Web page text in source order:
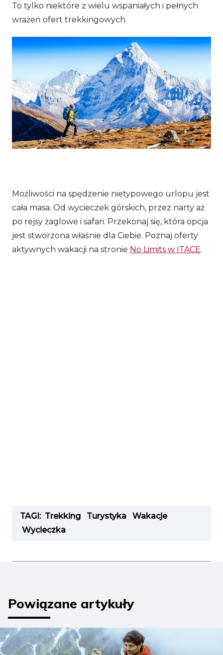
To tylko niektóre z wielu wspaniałych i pełnych
wrażeń ofert trekkingowych.
Możliwości na spędzenie nietypowego urlopu jest
cała masa. Od wycieczek górskich, przez narty aż
po rejsy żaglowe i safari. Przekonaj się, która opcja
jest stworzona właśnie dla Ciebie. Poznaj oferty
aktywnych wakacji na stronie No Limits w ITACE.
TAGI: Trekking Turystyka
Wakacje
Wycieczka
Powiązane artykuły